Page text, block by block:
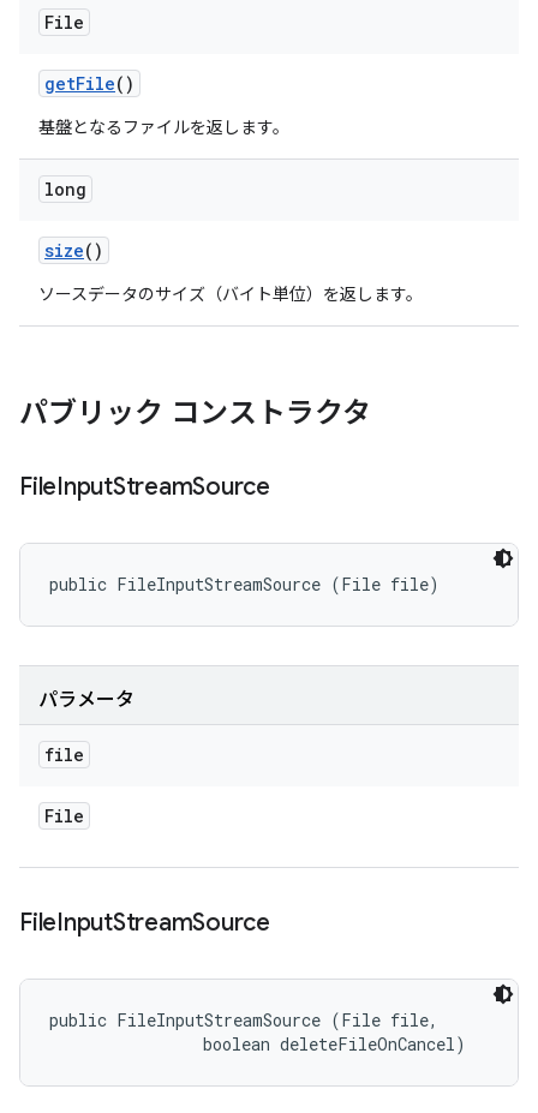
File
getFile()
基盤となるファイルを返します。
long
size()
ソースデータのサイズ（バイト単位）を返します。
パブリック コンストラクタ
FileInputStreamSource
public FileInputStreamSource (File file)
パラメータ
file
File
FileInputStreamSource
public FileInputStreamSource (File file,
                boolean deleteFileOnCancel)